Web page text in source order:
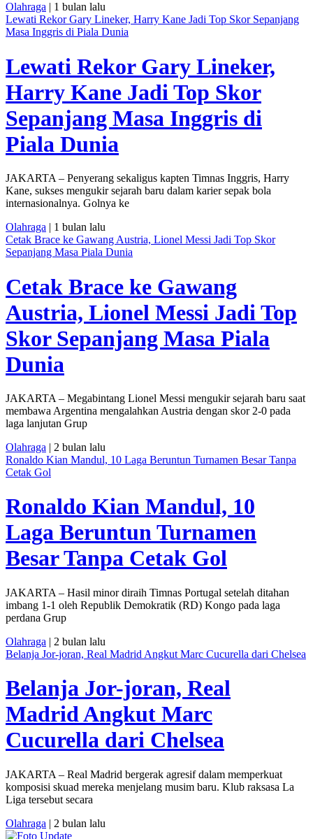
Olahraga | 1 bulan lalu
Lewati Rekor Gary Lineker, Harry Kane Jadi Top Skor Sepanjang
Masa Inggris di Piala Dunia
Lewati Rekor Gary Lineker,
Harry Kane Jadi Top Skor
Sepanjang Masa Inggris di
Piala Dunia
JAKARTA – Penyerang sekaligus kapten Timnas Inggris, Harry
Kane, sukses mengukir sejarah baru dalam karier sepak bola
internasionalnya. Golnya ke
Olahraga | 1 bulan lalu
Cetak Brace ke Gawang Austria, Lionel Messi Jadi Top Skor
Sepanjang Masa Piala Dunia
Cetak Brace ke Gawang
Austria, Lionel Messi Jadi Top
Skor Sepanjang Masa Piala
Dunia
JAKARTA – Megabintang Lionel Messi mengukir sejarah baru saat
membawa Argentina mengalahkan Austria dengan skor 2-0 pada
laga lanjutan Grup
Olahraga | 2 bulan lalu
Ronaldo Kian Mandul, 10 Laga Beruntun Turnamen Besar Tanpa
Cetak Gol
Ronaldo Kian Mandul, 10
Laga Beruntun Turnamen
Besar Tanpa Cetak Gol
JAKARTA – Hasil minor diraih Timnas Portugal setelah ditahan
imbang 1-1 oleh Republik Demokratik (RD) Kongo pada laga
perdana Grup
Olahraga | 2 bulan lalu
Belanja Jor-joran, Real Madrid Angkut Marc Cucurella dari Chelsea
Belanja Jor-joran, Real
Madrid Angkut Marc
Cucurella dari Chelsea
JAKARTA – Real Madrid bergerak agresif dalam memperkuat
komposisi skuad mereka menjelang musim baru. Klub raksasa La
Liga tersebut secara
Olahraga | 2 bulan lalu